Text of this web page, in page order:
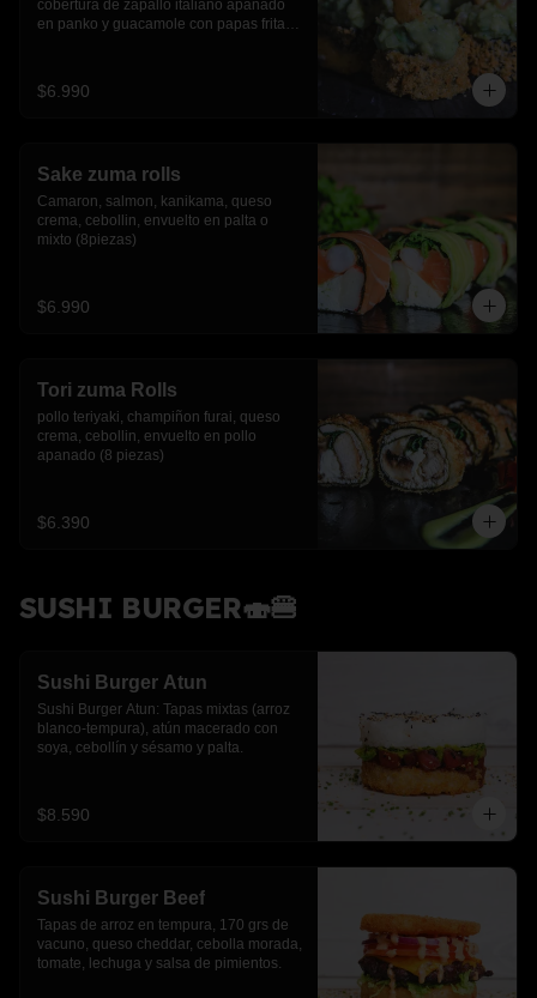
cobertura de zapallo italiano apanado
en panko y guacamole con papas fritas.
$6.990
Sake zuma rolls
Camaron, salmon, kanikama, queso
crema, cebollin, envuelto en palta o
mixto (8piezas)
$6.990
Tori zuma Rolls
pollo teriyaki, champiñon furai, queso
crema, cebollin, envuelto en pollo
apanado (8 piezas)
$6.390
SUSHI BURGER🍣🍔
Sushi Burger Atun
Sushi Burger Atun: Tapas mixtas (arroz
blanco-tempura), atún macerado con
soya, cebollín y sésamo y palta.
$8.590
Sushi Burger Beef
Tapas de arroz en tempura, 170 grs de
vacuno, queso cheddar, cebolla morada,
tomate, lechuga y salsa de pimientos.